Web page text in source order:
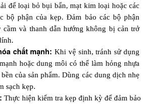
để loại bỏ bụi bẩn, mạt kim loại hoặc các
bộ phận của kẹp. Đảm bảo các bộ phận
cầm và thanh dẫn hướng không bị cản trở
chất mạnh: Khi vệ sinh, tránh sử dụng
hoặc dung môi có thể làm hỏng nhựa
của sản phẩm. Dùng các dung dịch nhẹ
sạch kẹp.
Thực hiện kiểm tra kẹp định kỳ để đảm bảo